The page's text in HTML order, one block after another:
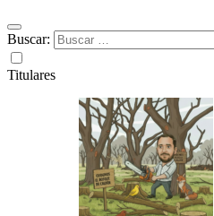
Buscar:
Titulares